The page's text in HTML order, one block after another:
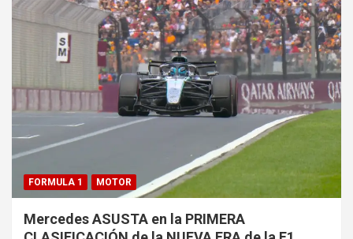
FORMULA 1 MOTOR
Mercedes ASUSTA en la PRIMERA